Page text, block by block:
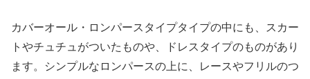
カバーオール・ロンパースタイプタイプの中にも、スカー
トやチュチュがついたものや、ドレスタイプのものがあり
ます。シンプルなロンパースの上に、レースやフリルのつ